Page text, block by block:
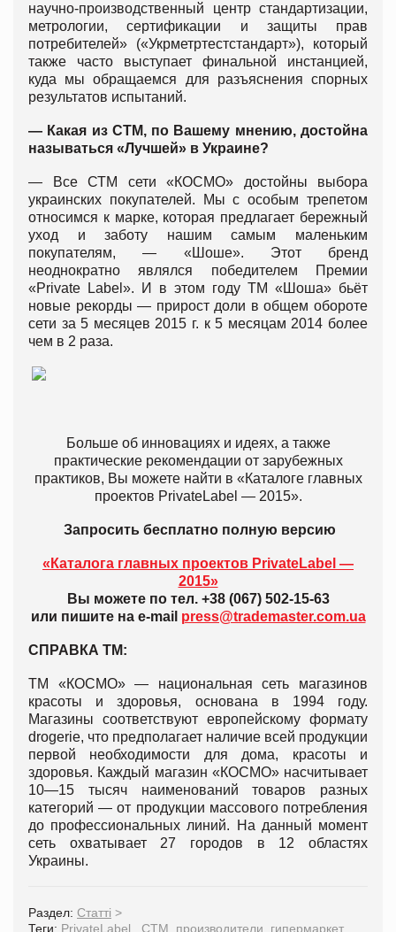
научно-производственный центр стандартизации,
метрологии, сертификации и защиты прав
потребителей» («Укрметртестстандарт»), который
также часто выступает финальной инстанцией,
куда мы обращаемся для разъяснения спорных
результатов испытаний.
— Какая из СТМ, по Вашему мнению, достойна
называться «Лучшей» в Украине?
— Все СТМ сети «КОСМО» достойны выбора
украинских покупателей. Мы с особым трепетом
относимся к марке, которая предлагает бережный
уход и заботу нашим самым маленьким
покупателям, — «Шоше». Этот бренд
неоднократно являлся победителем Премии
«Private Label». И в этом году ТМ «Шоша» бьёт
новые рекорды — прирост доли в общем обороте
сети за 5 месяцев 2015 г. к 5 месяцам 2014 более
чем в 2 раза.
Больше об инновациях и идеях, а также
практические рекомендации от зарубежных
практиков, Вы можете найти в «Каталоге главных
проектов PrivateLabel — 2015».
Запросить бесплатно полную версию
«Каталога главных проектов PrivateLabel —
2015»
Вы можете по тел. +38 (067) 502-15-63
или пишите на e-mail press@trademaster.com.ua
СПРАВКА ТМ:
ТМ «КОСМО» — национальная сеть магазинов
красоты и здоровья, основана в 1994 году.
Магазины соответствуют европейскому формату
drogerie, что предполагает наличие всей продукции
первой необходимости для дома, красоты и
здоровья. Каждый магазин «КОСМО» насчитывает
10—15 тысяч наименований товаров разных
категорий — от продукции массового потребления
до профессиональных линий. На данный момент
сеть охватывает 27 городов в 12 областях
Украины.
Раздел: Статті >
Теги: PrivateLabel СТМ производители гипермаркет,